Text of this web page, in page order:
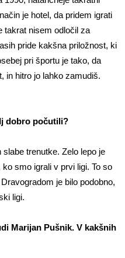
je hotel, da pridem igrati
takrat nisem odločil za
pride kakšna priložnost, ki
pri športu je tako, da
in hitro jo lahko zamudiš.
dobro počutili?
trenutke. Zelo lepo je
smo igrali v prvi ligi. To so
je bilo podobno,
ligi.
Marijan Pušnik. V kakšnih